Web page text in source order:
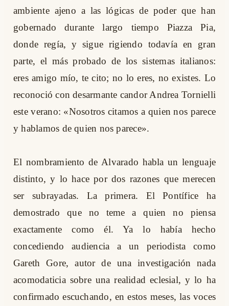
ambiente ajeno a las lógicas de poder que han
gobernado durante largo tiempo Piazza Pia,
donde regía, y sigue rigiendo todavía en gran
parte, el más probado de los sistemas italianos:
eres amigo mío, te cito; no lo eres, no existes. Lo
reconoció con desarmante candor Andrea Tornielli
este verano: «Nosotros citamos a quien nos parece
y hablamos de quien nos parece».
El nombramiento de Alvarado habla un lenguaje
distinto, y lo hace por dos razones que merecen
ser subrayadas. La primera. El Pontífice ha
demostrado que no teme a quien no piensa
exactamente como él. Ya lo había hecho
concediendo audiencia a un periodista como
Gareth Gore, autor de una investigación nada
acomodaticia sobre una realidad eclesial, y lo ha
confirmado escuchando, en estos meses, las voces